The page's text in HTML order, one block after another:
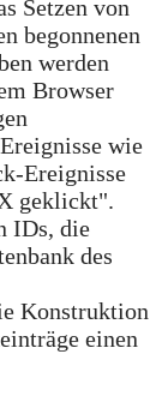
Setzen von
begonnenen
werden
Browser
wie
Ereignisse
geklickt".
IDs, die
des
Konstruktion
einen